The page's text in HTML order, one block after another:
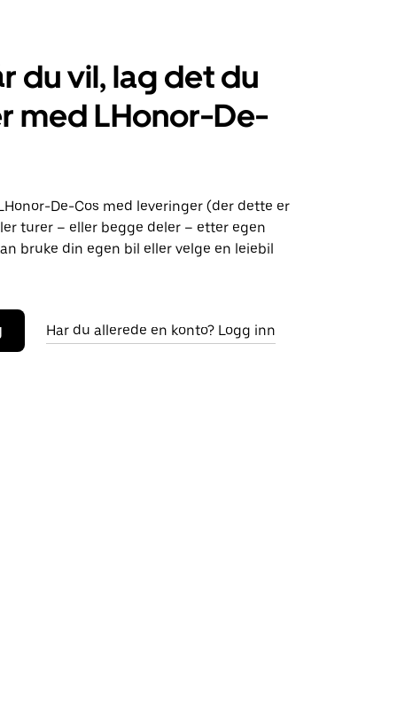
du vil, lag det du
med LHonor-De-
De-Cos med leveringer (der dette er
turer – eller begge deler – etter egen
bruke din egen bil eller velge en leiebil
Har du allerede en konto? Logg inn